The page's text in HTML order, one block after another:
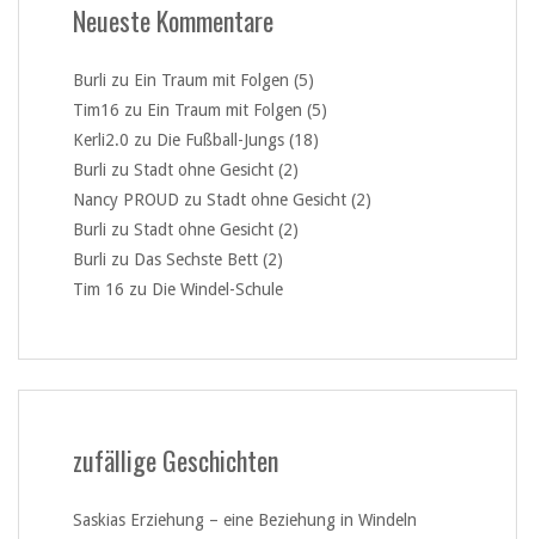
Neueste Kommentare
Burli zu Ein Traum mit Folgen (5)
Tim16 zu Ein Traum mit Folgen (5)
Kerli2.0 zu Die Fußball-Jungs (18)
Burli zu Stadt ohne Gesicht (2)
Nancy PROUD zu Stadt ohne Gesicht (2)
Burli zu Stadt ohne Gesicht (2)
Burli zu Das Sechste Bett (2)
Tim 16 zu Die Windel-Schule
zufällige Geschichten
Saskias Erziehung – eine Beziehung in Windeln